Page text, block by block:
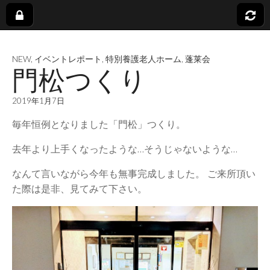
社
会
福
祉
法
人
NEW, イベントレポート 特別養護老人ホーム 蓬莱会
門松つくり
2019年1月7日
毎年恒例となりました「門松」つくり。
去年より上手くなったような…そうじゃないような…
なんて言いながら今年も無事完成しました。 ご来所頂い
た際は是非、見てみて下さい。